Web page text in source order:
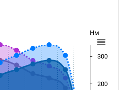
Нм
200
300